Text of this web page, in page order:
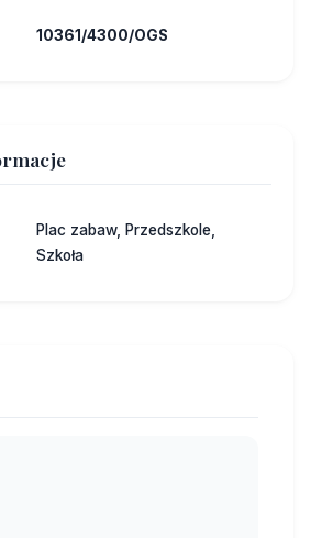
10361/4300/OGS
Plac zabaw, Przedszkole,
Szkoła